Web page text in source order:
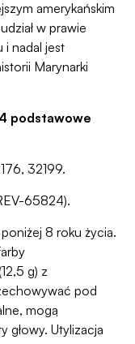
amerykańskim
w prawie
i nadal jest
Marynarki
podstawowe
32199.
65824).
8 roku życia.
g) z
pod
mogą
głowy. Utylizacja